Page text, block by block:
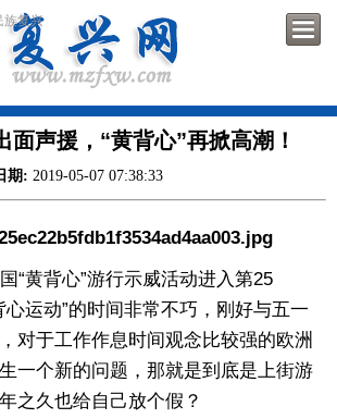
族复兴
面声援，“黄背心”再掀高潮！
期: 2019-05-07 07:38:33
黄背心”游行示威活动进入第25
心运动”的时间非常不巧，刚好与五一
对于工作作息时间观念比较强的欧洲
一个新的问题，那就是到底是上街游
之久也给自己放个假？